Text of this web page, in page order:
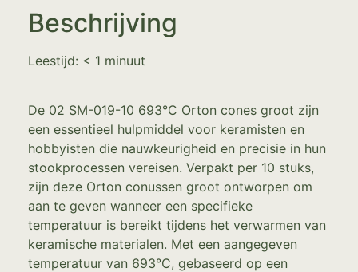
Beschrijving
Leestijd: < 1 minuut
De 02 SM-019-10 693°C Orton cones groot zijn
een essentieel hulpmiddel voor keramisten en
hobbyisten die nauwkeurigheid en precisie in hun
stookprocessen vereisen. Verpakt per 10 stuks,
zijn deze Orton conussen groot ontworpen om
aan te geven wanneer een specifieke
temperatuur is bereikt tijdens het verwarmen van
keramische materialen. Met een aangegeven
temperatuur van 693°C, gebaseerd op een